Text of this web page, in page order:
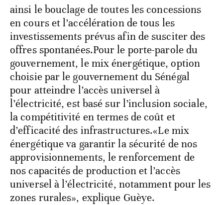
ainsi le bouclage de toutes les concessions
en cours et l’accélération de tous les
investissements prévus afin de susciter des
offres spontanées.Pour le porte-parole du
gouvernement, le mix énergétique, option
choisie par le gouvernement du Sénégal
pour atteindre l’accès universel à
l’électricité, est basé sur l’inclusion sociale,
la compétitivité en termes de coût et
d’efficacité des infrastructures.«Le mix
énergétique va garantir la sécurité de nos
approvisionnements, le renforcement de
nos capacités de production et l’accès
universel à l’électricité, notamment pour les
zones rurales», explique Guèye.